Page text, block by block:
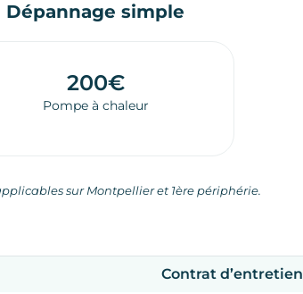
Dépannage simple
200€
Pompe à chaleur
sur Montpellier et 1ère périphérie.
Contrat d’entretien